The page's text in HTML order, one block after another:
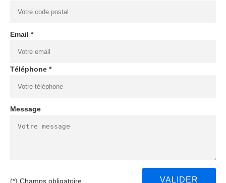
Email *
Téléphone *
Message
(*) Champs obligatoire